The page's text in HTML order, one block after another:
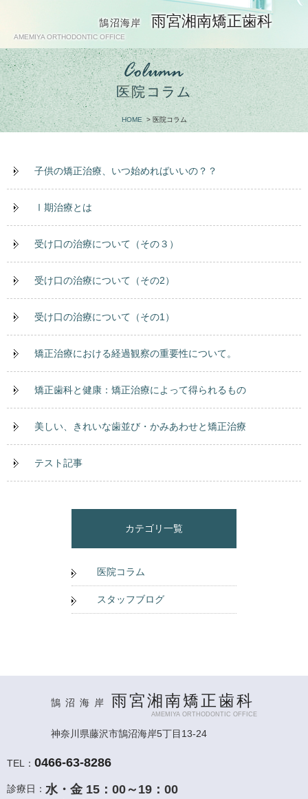
鵠沼海岸 雨宮湘南矯正歯科
AMEMIYA ORTHODONTIC OFFICE
医院コラム
HOME > 医院コラム
子供の矯正治療、いつ始めればいいの？？
Ⅰ期治療とは
受け口の治療について（その３）
受け口の治療について（その2）
受け口の治療について（その1）
矯正治療における経過観察の重要性について。
矯正歯科と健康：矯正治療によって得られるもの
美しい、きれいな歯並び・かみあわせと矯正治療
テスト記事
カテゴリ一覧
医院コラム
スタッフブログ
鵠沼海岸 雨宮湘南矯正歯科
AMEMIYA ORTHODONTIC OFFICE
神奈川県藤沢市鵠沼海岸5丁目13-24
TEL： 0466-63-8286
診療日： 水・金 15：00～19：00